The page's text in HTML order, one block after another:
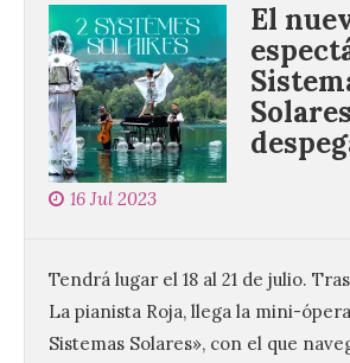
El
16 Jul 2023
Tendrá lugar el 18 al 21 de julio.
La pianista Roja, llega la mini-
Sistemas Solares», con el que